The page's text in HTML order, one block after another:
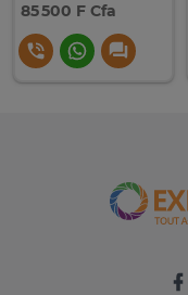
85 500 F Cfa